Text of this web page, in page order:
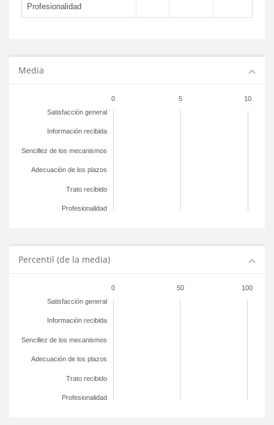
Profesionalidad
Media
0 5
10
Satisfacción general
Información recibida
Sencillez de los mecanismos
Adecuación de los plazos
Trato recibido
Profesionalidad
Percentil (de la media)
0 50
100
Satisfacción general
Información recibida
Sencillez de los mecanismos
Adecuación de los plazos
Trato recibido
Profesionalidad